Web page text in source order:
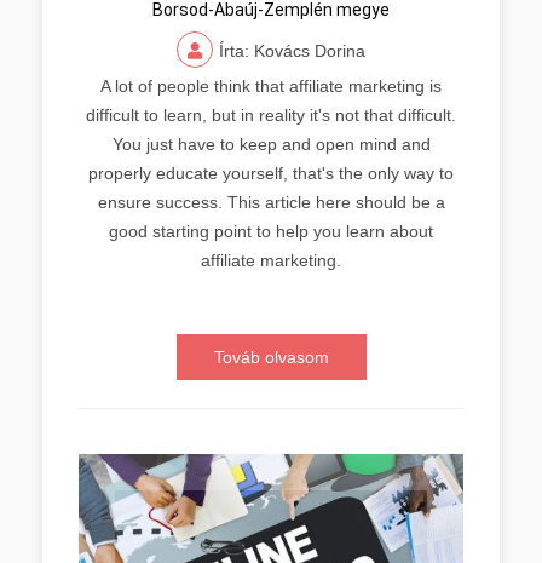
Borsod-Abaúj-Zemplén megye
Írta: Kovács Dorina
A lot of people think that affiliate marketing is
difficult to learn, but in reality it's not that difficult.
You just have to keep and open mind and
properly educate yourself, that's the only way to
ensure success. This article here should be a
good starting point to help you learn about
affiliate marketing.
Továb olvasom